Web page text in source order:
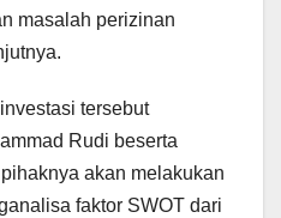
masalah perizinan
tersebut
Rudi beserta
akan melakukan
faktor SWOT dari